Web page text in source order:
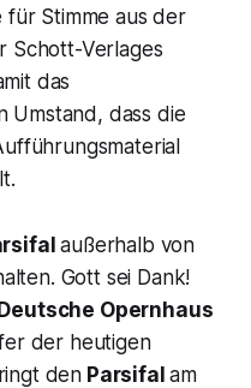
für Stimme aus der
Schott-Verlages
das
Umstand, dass die
außerhalb von
Gott sei Dank!
Opernhaus
der heutigen
den Parsifal am